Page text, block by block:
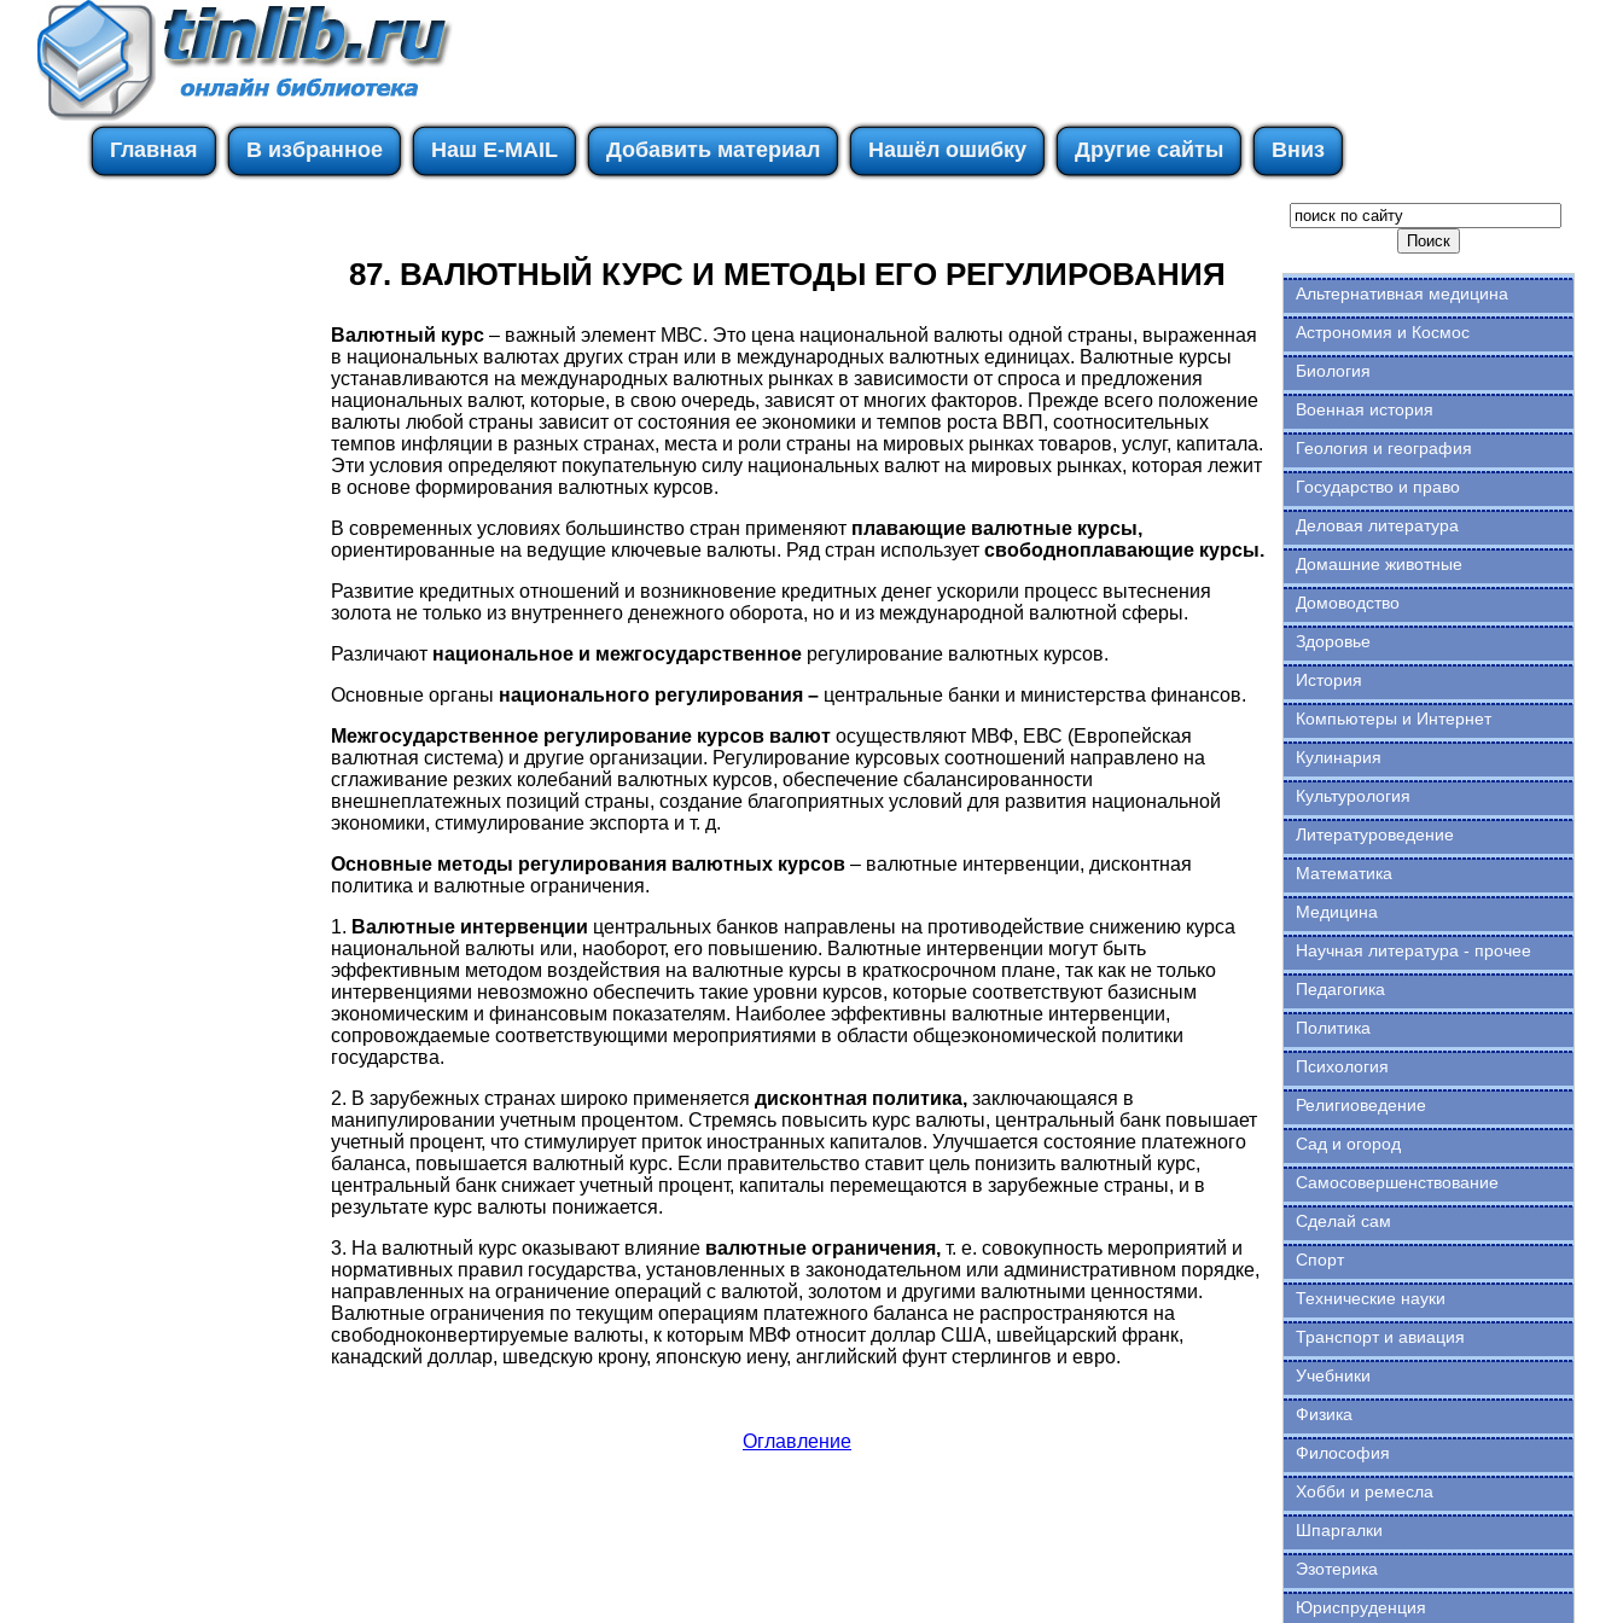
Главная В избранное Наш E-MAIL Добавить материал Нашёл ошибку Другие сайты Вниз
87. ВАЛЮТНЫЙ КУРС И МЕТОДЫ ЕГО РЕГУЛИРОВАНИЯ
Валютный курс– важный элемент МВС. Это цена национальной валюты одной страны, выраженная
в национальных валютах других стран или в международных валютных единицах. Валютные курсы
устанавливаются на международных валютных рынках в зависимости от спроса и предложения
национальных валют, которые, в свою очередь, зависят от многих факторов. Прежде всего положение
валюты любой страны зависит от состояния ее экономики и темпов роста ВВП, соотносительных
темпов инфляции в разных странах, места и роли страны на мировых рынках товаров, услуг, капитала.
Эти условия определяют покупательную силу национальных валют на мировых рынках, которая лежит
в основе формирования валютных курсов.
В современных условиях большинство стран применяют плавающие валютные курсы,
ориентированные на ведущие ключевые валюты. Ряд стран использует свободноплавающие курсы.
Развитие кредитных отношений и возникновение кредитных денег ускорили процесс вытеснения
золота не только из внутреннего денежного оборота, но и из международной валютной сферы.
Различают национальное и межгосударственное регулирование валютных курсов.
Основные органы национального регулирования – центральные банки и министерства финансов.
Межгосударственное регулирование курсов валют осуществляют МВФ, ЕВС (Европейская
валютная система) и другие организации. Регулирование курсовых соотношений направлено на
сглаживание резких колебаний валютных курсов, обеспечение сбалансированности
внешнеплатежных позиций страны, создание благоприятных условий для развития национальной
экономики, стимулирование экспорта и т. д.
Основные методы регулирования валютных курсов– валютные интервенции, дисконтная
политика и валютные ограничения.
1. Валютные интервенции центральных банков направлены на противодействие снижению курса
национальной валюты или, наоборот, его повышению. Валютные интервенции могут быть
эффективным методом воздействия на валютные курсы в краткосрочном плане, так как не только
интервенциями невозможно обеспечить такие уровни курсов, которые соответствуют базисным
экономическим и финансовым показателям. Наиболее эффективны валютные интервенции,
сопровождаемые соответствующими мероприятиями в области общеэкономической политики
государства.
2. В зарубежных странах широко применяется дисконтная политика, заключающаяся в
манипулировании учетным процентом. Стремясь повысить курс валюты, центральный банк повышает
учетный процент, что стимулирует приток иностранных капиталов. Улучшается состояние платежного
баланса, повышается валютный курс. Если правительство ставит цель понизить валютный курс,
центральный банк снижает учетный процент, капиталы перемещаются в зарубежные страны, и в
результате курс валюты понижается.
3. На валютный курс оказывают влияние валютные ограничения, т. е. совокупность мероприятий и
нормативных правил государства, установленных в законодательном или административном порядке,
направленных на ограничение операций с валютой, золотом и другими валютными ценностями.
Валютные ограничения по текущим операциям платежного баланса не распространяются на
свободноконвертируемые валюты, к которым МВФ относит доллар США, швейцарский франк,
канадский доллар, шведскую крону, японскую иену, английский фунт стерлингов и евро.
Оглавление
Альтернативная медицина
Астрономия и Космос
Биология
Военная история
Геология и география
Государство и право
Деловая литература
Домашние животные
Домоводство
Здоровье
История
Компьютеры и Интернет
Кулинария
Культурология
Литературоведение
Математика
Медицина
Научная литература - прочее
Педагогика
Политика
Психология
Религиоведение
Сад и огород
Самосовершенствование
Сделай сам
Спорт
Технические науки
Транспорт и авиация
Учебники
Физика
Философия
Хобби и ремесла
Шпаргалки
Эзотерика
Юриспруденция